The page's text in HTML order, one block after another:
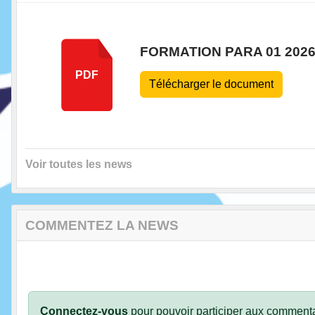
PDF
FORMATION PARA 01 2026
Télécharger le document
Voir toutes les news
COMMENTEZ LA NEWS
Connectez-vous pour pouvoir participer aux